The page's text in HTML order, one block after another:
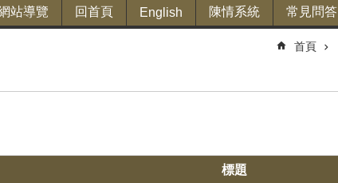
站導覽 回首頁 English 陳情系統 常見問答
首頁
標題